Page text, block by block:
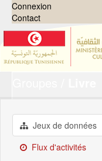
Connexion
Contact
Groupes
Demandes
Jeux de données
Flux d'activités